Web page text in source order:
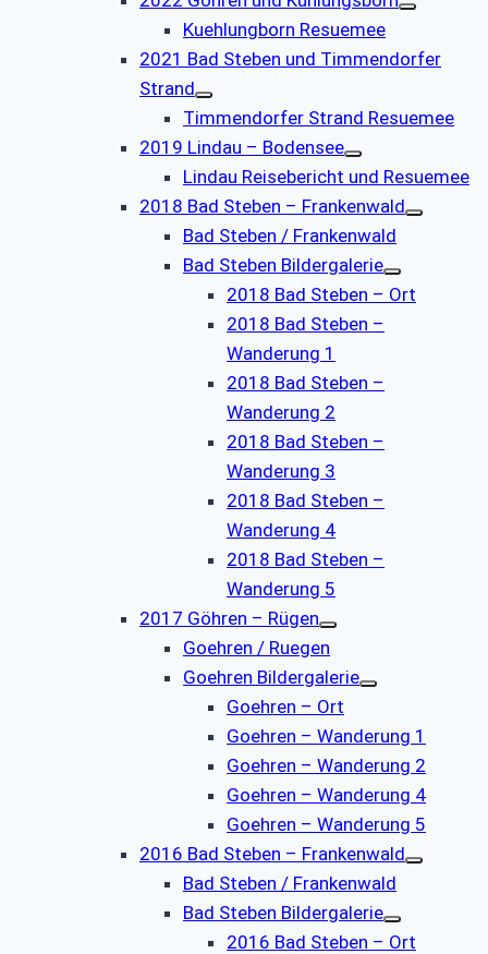
Kuehlungborn Resuemee
2021 Bad Steben und Timmendorfer
Strand
Timmendorfer Strand Resuemee
2019 Lindau – Bodensee
Lindau Reisebericht und Resuemee
2018 Bad Steben – Frankenwald
Bad Steben / Frankenwald
Bad Steben Bildergalerie
2018 Bad Steben – Ort
2018 Bad Steben –
Wanderung 1
2018 Bad Steben –
Wanderung 2
2018 Bad Steben –
Wanderung 3
2018 Bad Steben –
Wanderung 4
2018 Bad Steben –
Wanderung 5
2017 Göhren – Rügen
Goehren / Ruegen
Goehren Bildergalerie
Goehren – Ort
Goehren – Wanderung 1
Goehren – Wanderung 2
Goehren – Wanderung 4
Goehren – Wanderung 5
2016 Bad Steben – Frankenwald
Bad Steben / Frankenwald
Bad Steben Bildergalerie
2016 Bad Steben – Ort